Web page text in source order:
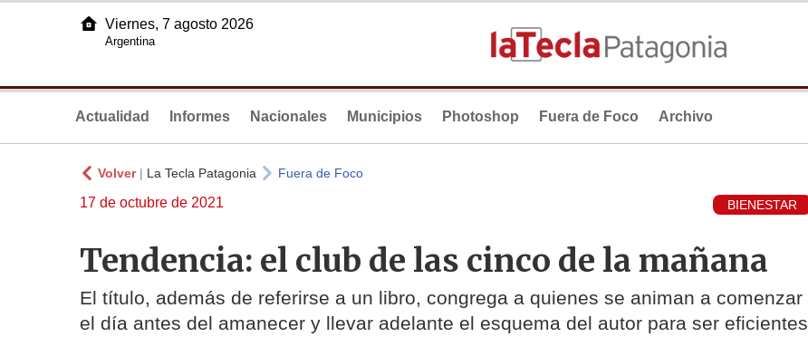
Viernes, 7 agosto 2026
Argentina
Actualidad Informes Nacionales Municipios Photoshop Fuera de Foco Archivo
Volver| La Tecla Patagonia Fuera de Foco
17 de octubre de 2021 BIENESTAR
Tendencia: el club de las cinco de la mañana
El título, además de referirse a un libro, congrega a quienes se animan a comenzar
el día antes del amanecer y llevar adelante el esquema del autor para ser eficientes